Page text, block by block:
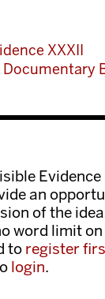
XXXII
Documentary
an
of the
word limit
to register
login.